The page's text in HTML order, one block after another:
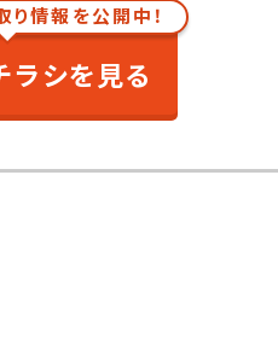
情報を公開中！
ラシを見る